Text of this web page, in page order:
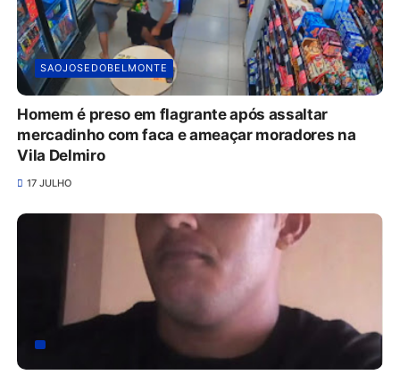
SAOJOSEDOBELMONTE
Homem é preso em flagrante após assaltar
mercadinho com faca e ameaçar moradores na
Vila Delmiro
17 JULHO